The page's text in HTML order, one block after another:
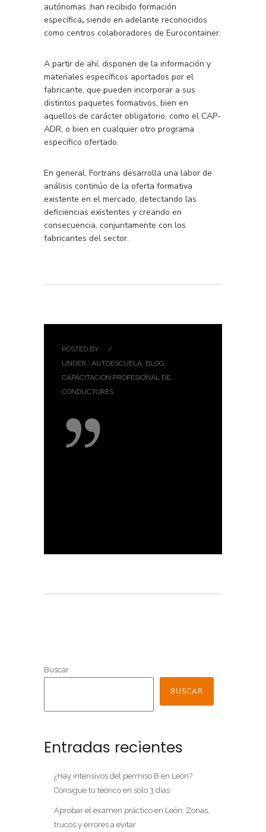
autónomas ,han recibido formación
específica, siendo en adelante reconocidos
como centros colaboradores de Eurocontainer.
A partir de ahí, disponen de la información y
materiales específicos aportados por el
fabricante, que pueden incorporar a sus
distintos paquetes formativos, bien en
aquellos de carácter obligatorio, como el CAP-
ADR, o bien en cualquier otro programa
específico ofertado.
En general, Fortrans desarrolla una labor de
análisis continúo de la oferta formativa
existente en el mercado, detectando las
deficiencias existentes y creando en
consecuencia, conjuntamente con los
fabricantes del sector.
POSTED BY :
/
UNDER : AUTOESCUELA BLOG
CAPACITACIÓN PROFESIONAL DE
CONDUCTORES
Buscar
BUSCAR
Entradas recientes
¿Hay intensivos del permiso B en León?
Consigue tu teórico en solo 3 días
Aprobar el examen práctico en León: Zonas,
trucos y errores a evitar